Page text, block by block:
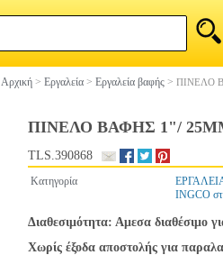
Αρχική > Εργαλεία > Εργαλεία βαφής > ΠΙΝΕΛΟ
ΠΙΝΕΛΟ ΒΑΦΗΣ 1"/
TLS.390868
Κατηγορία
INGCO
Διαθεσιμότητα: Αμεσα διαθέσιμο
Χωρίς έξοδα αποστολής για